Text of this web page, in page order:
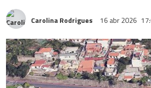
Carolina Rodrigues 16 abr 2026